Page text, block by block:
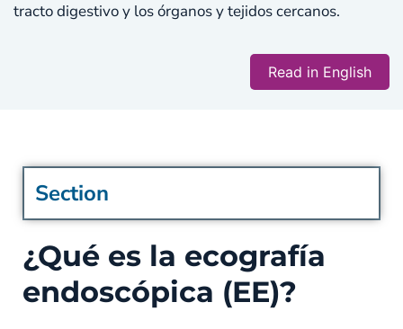
tracto digestivo y los órganos y tejidos cercanos.
Read in English
Section
¿Qué es la ecografía
endoscópica (EE)?